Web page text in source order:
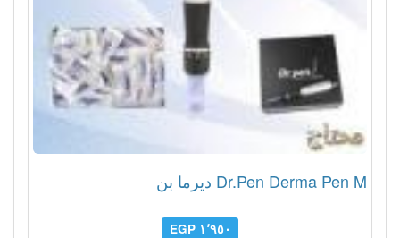
Dr.Pen Derma Pen M ديرما بن
١٬٩٥٠ EGP